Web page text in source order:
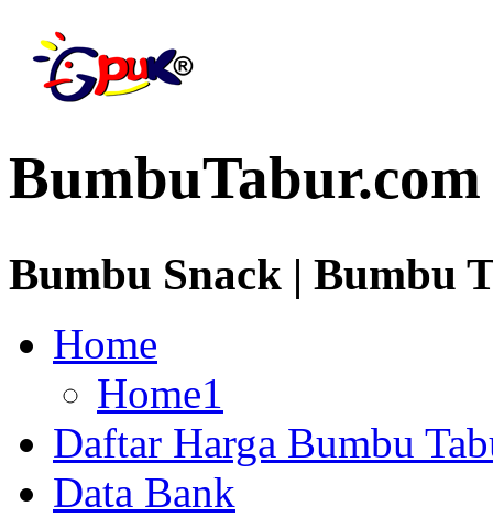
BumbuTabur.com
Bumbu Snack | Bumbu
Home
Home1
Daftar Harga Bumbu
Data Bank